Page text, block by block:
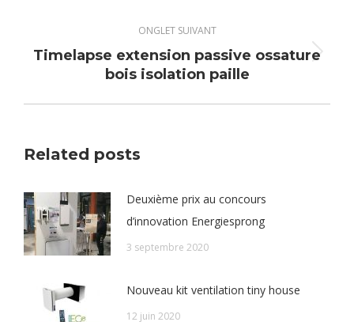
ONGLET SUIVANT
Onglet
suivant
Timelapse extension passive ossature
bois isolation paille
Related posts
Deuxième prix au concours
d’innovation Energiesprong
3 septembre 2020
Nouveau kit ventilation tiny house
12 juin 2020